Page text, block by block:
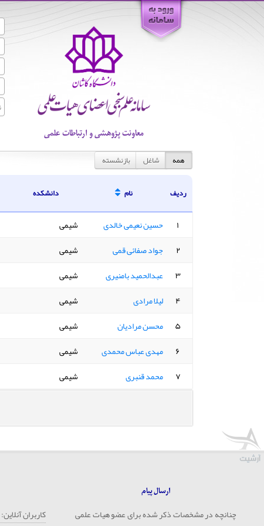
معاونت پژوهشی و ارتباطات علمی
همه شاغل بازنشسته
دانشکده نام ردیف
شیمی حسین نعیمی خالدی
۱
شیمی جواد صفائی قمی
۲
شیمی عبدالحمید بامنیری
۳
شیمی لیلا مرادی
۴
شیمی محسن مرادیان
۵
شیمی مهدی عباس محمدی
۶
شیمی محمد قنبری ۷
ارسال پیام
چنانچه در مشخصات ذکر شده برای عضو هیات علمی
کاربران آنلاین: